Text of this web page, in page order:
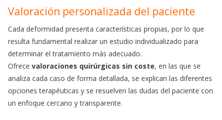
Valoración personalizada del paciente
Cada deformidad presenta características propias, por lo que
resulta fundamental realizar un estudio individualizado para
determinar el tratamiento más adecuado.
Ofrece valoraciones quirúrgicas sin coste, en las que se
analiza cada caso de forma detallada, se explican las diferentes
opciones terapéuticas y se resuelven las dudas del paciente con
un enfoque cercano y transparente.